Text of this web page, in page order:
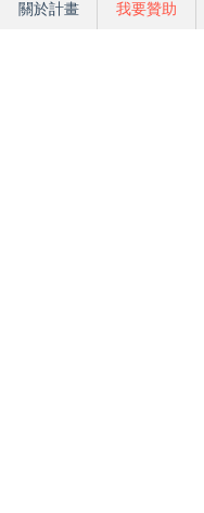
關於計畫 我要贊助